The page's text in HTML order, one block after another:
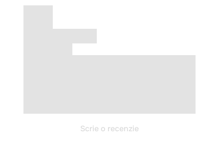
Scrie o recenzie